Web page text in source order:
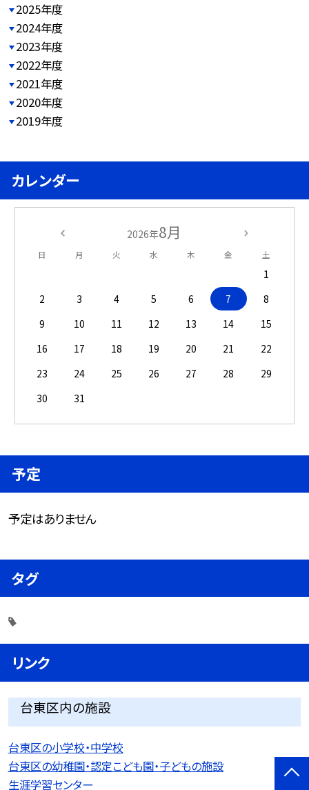
2025年度
2024年度
2023年度
2022年度
2021年度
2020年度
2019年度
カレンダー
2026年8月
日 月 火 水 木 金 土
1
2
3 4 5 6 7
8
9
10 11 12 13 14
15
16
17 18 19 20 21
22
23
24 25 26 27 28
29
30
31
予定
予定はありません
タグ
リンク
台東区内の施設
台東区の小学校・中学校
台東区の幼稚園・認定こども園・子どもの施設
生涯学習センター